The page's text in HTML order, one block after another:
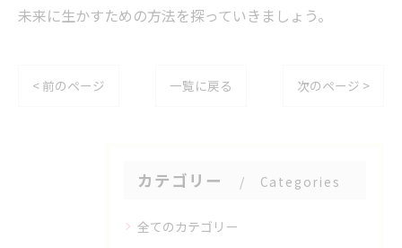
未来に生かすための方法を探っていきましょう。
< 前のページ 一覧に戻る 次のページ >
カテゴリー Categories
全てのカテゴリー